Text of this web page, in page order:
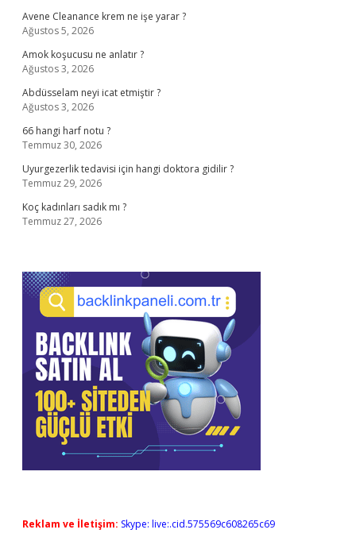
Avene Cleanance krem ne işe yarar ?
Ağustos 5, 2026
Amok koşucusu ne anlatır ?
Ağustos 3, 2026
Abdüsselam neyi icat etmiştir ?
Ağustos 3, 2026
66 hangi harf notu ?
Temmuz 30, 2026
Uyurgezerlik tedavisi için hangi doktora gidilir ?
Temmuz 29, 2026
Koç kadınları sadık mı ?
Temmuz 27, 2026
Reklam ve İletişim: Skype: live:.cid.575569c608265c69